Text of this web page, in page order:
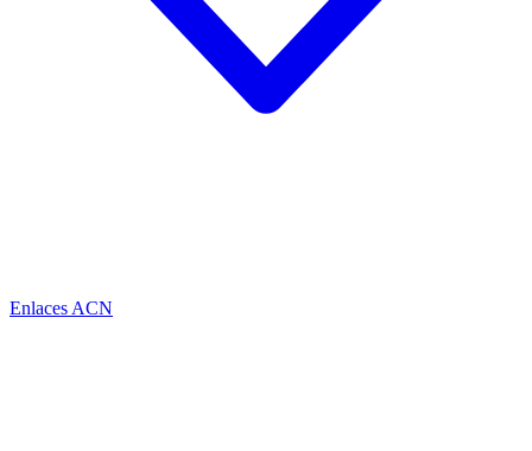
Enlaces ACN